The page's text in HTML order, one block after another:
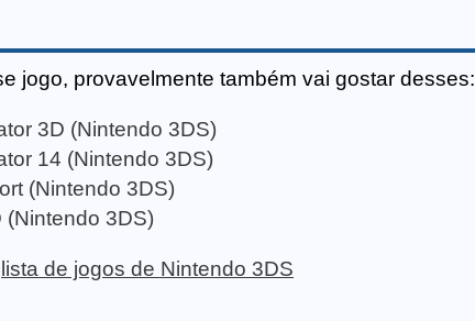
jogo, provavelmente também vai gostar desses:
3D (Nintendo 3DS)
14 (Nintendo 3DS)
(Nintendo 3DS)
(Nintendo 3DS)
lista de jogos de Nintendo 3DS